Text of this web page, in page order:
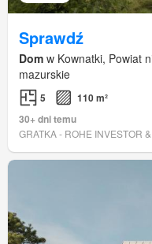
Sprawdź
Dom w Kownatki, Powiat
mazurskie
5
110 m²
30+ dni temu
GRATKA - ROHE INVESTOR